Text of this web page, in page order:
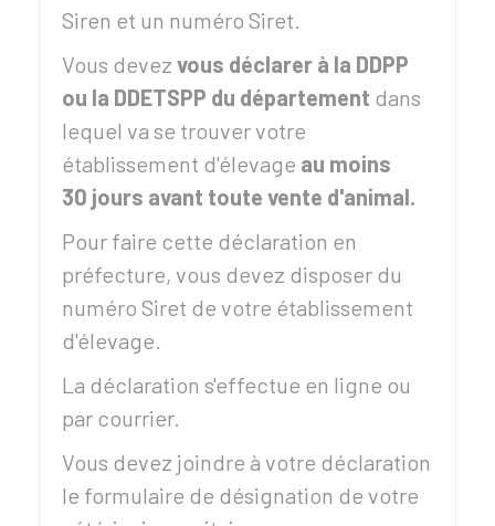
Siren et un numéro Siret.
Vous devez vous déclarer à la DDPP
ou la DDETSPP du département dans
lequel va se trouver votre
établissement d'élevage au moins
30 jours avant toute vente d'animal.
Pour faire cette déclaration en
préfecture, vous devez disposer du
numéro Siret de votre établissement
d'élevage.
La déclaration s'effectue en ligne ou
par courrier.
Vous devez joindre à votre déclaration
le formulaire de désignation de votre